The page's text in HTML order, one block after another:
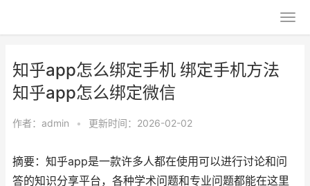
知乎app怎么绑定手机 绑定手机方法
知乎app怎么绑定微信
作者： admin • 更新时间：2026-02-02
摘要：知乎app是一款许多人都在使用可以进行讨论和问
答的知识分享平台，各种学术问题和专业问题都能在这里